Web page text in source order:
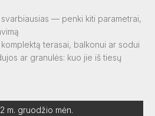
— penki kiti parametrai,
terasai, balkonui ar sodui
ar granulės: kuo jie iš tiesų
m. gruodžio mėn.